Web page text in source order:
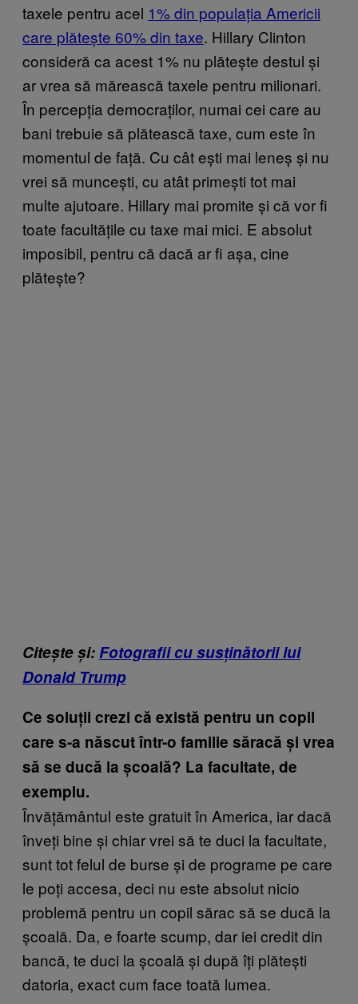
taxele pentru acel 1% din populația Americii
care plătește 60% din taxe. Hillary Clinton
consideră ca acest 1% nu plătește destul și
ar vrea să mărească taxele pentru milionari.
În percepția democraților, numai cei care au
bani trebuie să plătească taxe, cum este în
momentul de față. Cu cât ești mai leneș și nu
vrei să muncești, cu atât primești tot mai
multe ajutoare. Hillary mai promite și că vor fi
toate facultățile cu taxe mai mici. E absolut
imposibil, pentru că dacă ar fi așa, cine
plătește?
Citește și:Fotografii cu susținătorii lui
Donald Trump
Ce soluții crezi că există pentru un copil
care s-a născut într-o familie săracă și vrea
să se ducă la școală? La facultate, de
exemplu.
Învățământul este gratuit în America, iar dacă
înveți bine și chiar vrei să te duci la facultate,
sunt tot felul de burse și de programe pe care
le poți accesa, deci nu este absolut nicio
problemă pentru un copil sărac să se ducă la
școală. Da, e foarte scump, dar iei credit din
bancă, te duci la școală și după îți plătești
datoria, exact cum face toată lumea.